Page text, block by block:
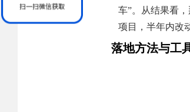
车”。从结果看
项目，半年内改
落地方法与工